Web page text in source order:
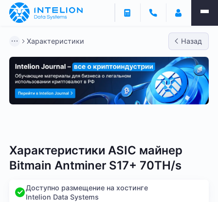
Характеристики Назад
Характеристики ASIC майнер
Bitmain Antminer S17+ 70TH/s
Доступно размещение на хостинге
Intelion Data Systems